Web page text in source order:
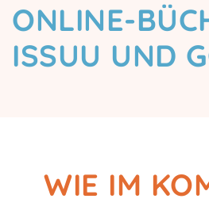
ONLINE-
ISSUU UND
WIE IM